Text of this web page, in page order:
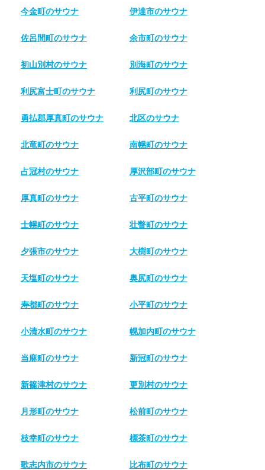
今金町のサウナ 伊達市のサウナ
佐呂間町のサウナ 余市町のサウナ
初山別村のサウナ 別海町のサウナ
利尻富士町のサウナ 利尻町のサウナ
勇払郡厚真町のサウナ 北区のサウナ
北竜町のサウナ 南幌町のサウナ
占冠村のサウナ 厚沢部町のサウナ
厚真町のサウナ 古平町のサウナ
士幌町のサウナ 壮瞥町のサウナ
夕張市のサウナ 大樹町のサウナ
天塩町のサウナ 奥尻町のサウナ
寿都町のサウナ 小平町のサウナ
小清水町のサウナ 幌加内町のサウナ
当麻町のサウナ 新冠町のサウナ
新篠津村のサウナ 更別村のサウナ
月形町のサウナ 松前町のサウナ
枝幸町のサウナ 標茶町のサウナ
歌志内市のサウナ 比布町のサウナ